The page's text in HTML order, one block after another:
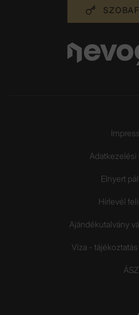
Adatkezelési
Elnyert
Hírlevél
Ajándékutalvány
Viza -